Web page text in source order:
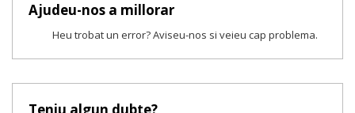
Ajudeu-nos a millorar
Heu trobat un error? Aviseu-nos si veieu cap problema.